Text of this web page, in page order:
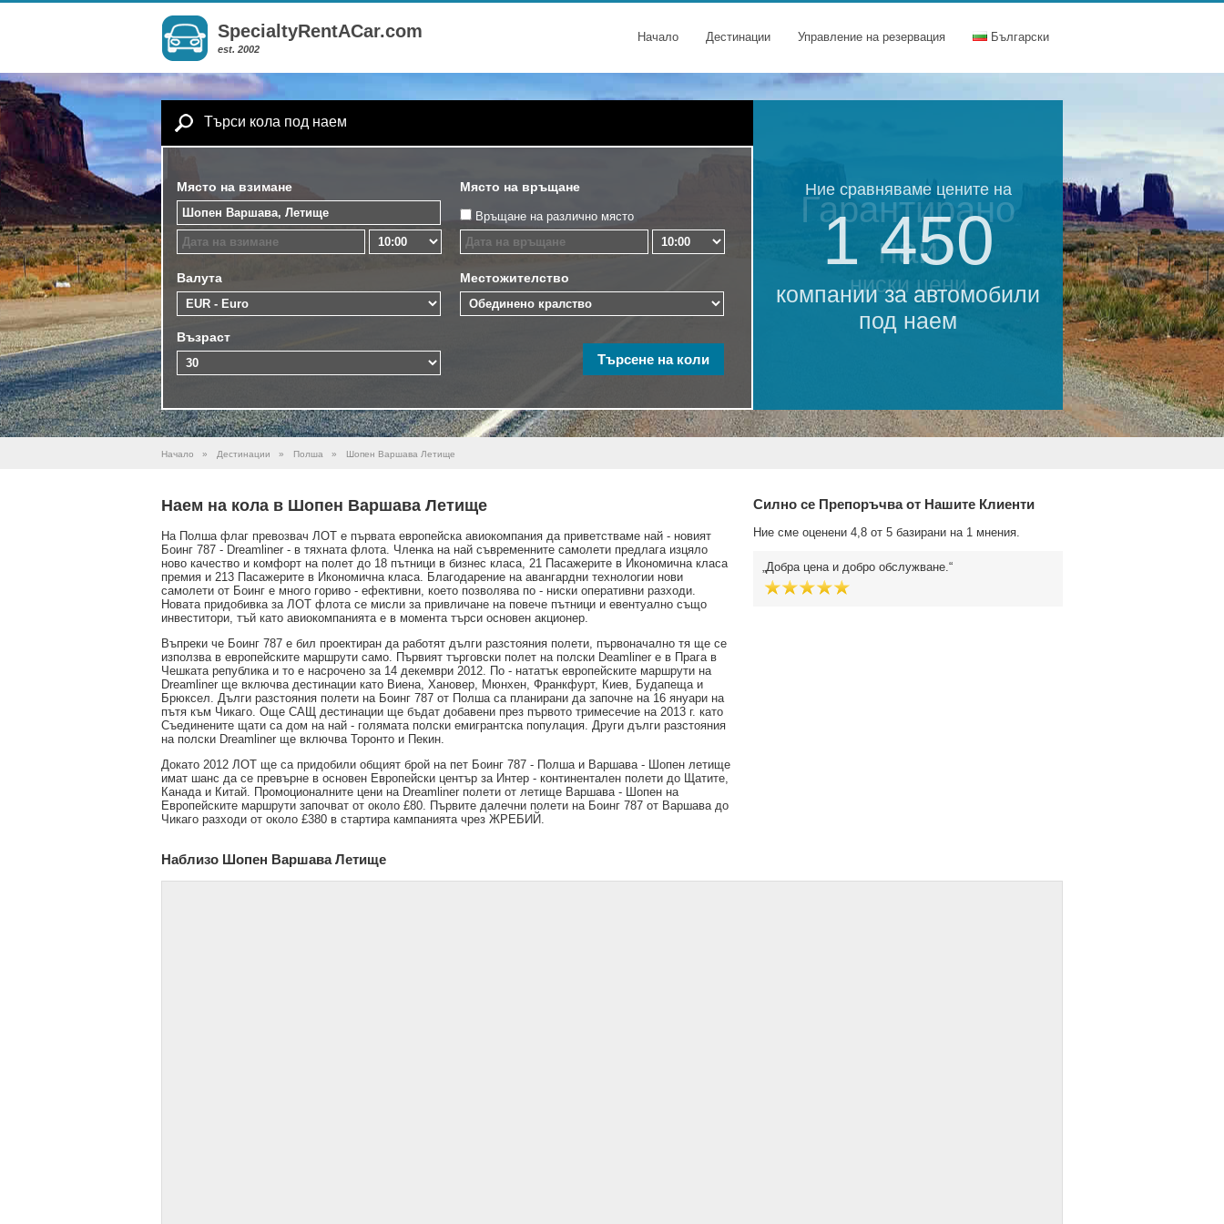
SpecialtyRentACar.com
est. 2002
Начало Дестинации Управление на резервация Български
Търси кола под наем
Място на взимане Място на връщане
Връщане на различно място
Валута Местожителство
Възраст
Ние сравняваме цените на
1 450
компании за автомобили
под наем
Гарантирано
най
ниски цени
Начало » Дестинации » Полша » Шопен Варшава Летище
Наем на кола в Шопен Варшава Летище
На Полша флаг превозвач ЛОТ е първата европейска авиокомпания да приветстваме най - новият
Боинг 787 - Dreamliner - в тяхната флота. Членка на най съвременните самолети предлага изцяло
ново качество и комфорт на полет до 18 пътници в бизнес класа, 21 Пасажерите в Икономична класа
премия и 213 Пасажерите в Икономична класа. Благодарение на авангардни технологии нови
самолети от Боинг е много гориво - ефективни, което позволява по - ниски оперативни разходи.
Новата придобивка за ЛОТ флота се мисли за привличане на повече пътници и евентуално също
инвеститори, тъй като авиокомпанията е в момента търси основен акционер.
Въпреки че Боинг 787 е бил проектиран да работят дълги разстояния полети, първоначално тя ще се
използва в европейските маршрути само. Първият търговски полет на полски Deamliner е в Прага в
Чешката република и то е насрочено за 14 декември 2012. По - нататък европейските маршрути на
Dreamliner ще включва дестинации като Виена, Хановер, Мюнхен, Франкфурт, Киев, Будапеща и
Брюксел. Дълги разстояния полети на Боинг 787 от Полша са планирани да започне на 16 януари на
пътя към Чикаго. Още САЩ дестинации ще бъдат добавени през първото тримесечие на 2013 г. като
Съединените щати са дом на най - голямата полски емигрантска популация. Други дълги разстояния
на полски Dreamliner ще включва Торонто и Пекин.
Докато 2012 ЛОТ ще са придобили общият брой на пет Боинг 787 - Полша и Варшава - Шопен летище
имат шанс да се превърне в основен Европейски център за Интер - континентален полети до Щатите,
Канада и Китай. Промоционалните цени на Dreamliner полети от летище Варшава - Шопен на
Европейските маршрути започват от около £80. Първите далечни полети на Боинг 787 от Варшава до
Чикаго разходи от около £380 в стартира кампанията чрез ЖРЕБИЙ.
Силно се Препоръчва от Нашите Клиенти
Ние сме оценени 4,8 от 5 базирани на 1 мнения.
Добра цена и добро обслужване.
Наблизо Шопен Варшава Летище